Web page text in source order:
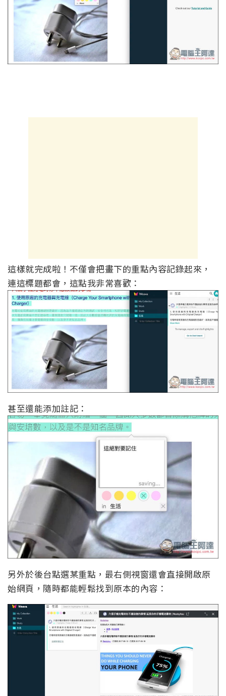
這樣就完成啦！不僅會把畫下的重點內容記錄起來，
連這標題都會，這點我非常喜歡：
甚至還能添加註記：
另外於後台點選某重點，最右側視窗還會直接開啟原
始網頁，隨時都能輕鬆找到原本的內容：